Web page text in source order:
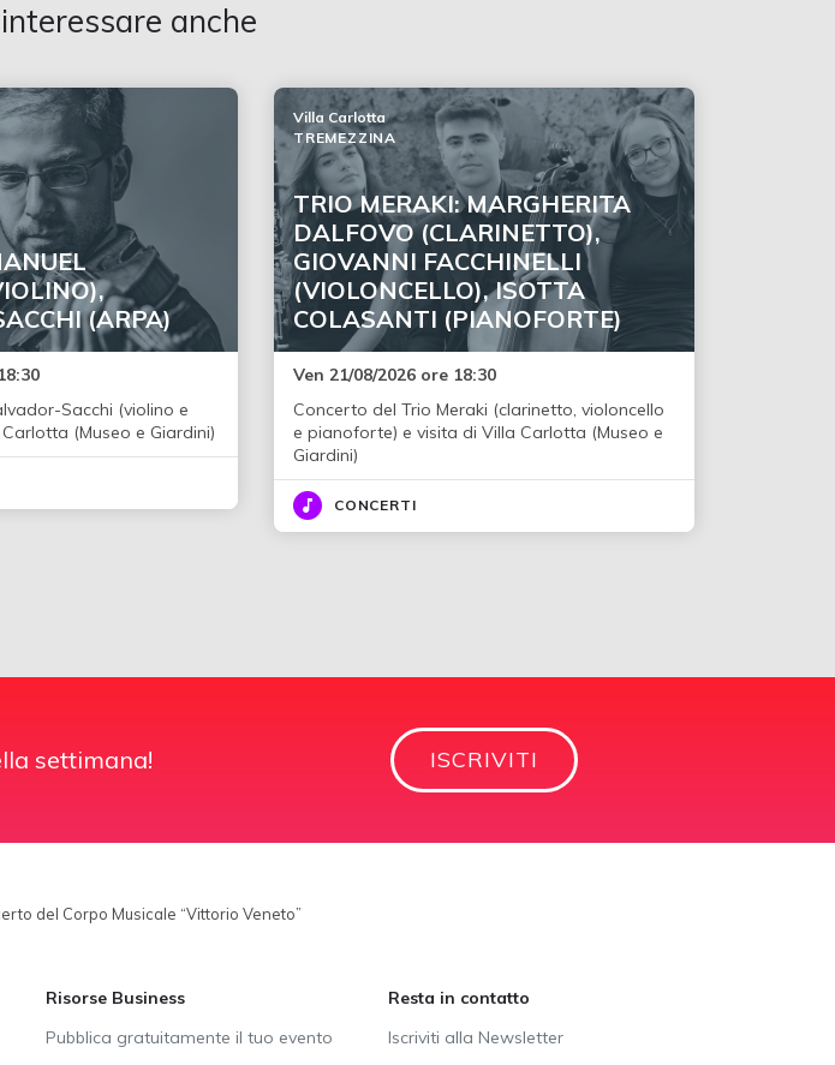
anche
(ARPA)
Sacchi (violino e
(Museo e Giardini)
TRIO MERAKI: MARGHERITA
DALFOVO (CLARINETTO),
GIOVANNI FACCHINELLI
(VIOLONCELLO), ISOTTA
COLASANTI (PIANOFORTE)
Villa Carlotta
TREMEZZINA
Ven 21/08/2026 ore 18:30
Concerto del Trio Meraki (clarinetto, violoncello
e pianoforte) e visita di Villa Carlotta (Museo e
Giardini)
CONCERTI
settimana! ISCRIVITI
del Corpo Musicale “Vittorio Veneto”
Risorse Business
Pubblica gratuitamente il tuo evento
Resta in contatto
Iscriviti alla Newsletter